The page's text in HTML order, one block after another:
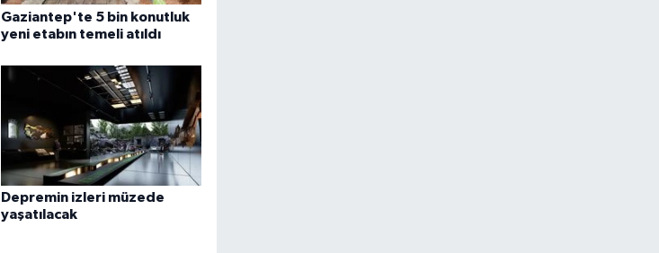
Gaziantep'te 5 bin konutluk
yeni etabın temeli atıldı
Depremin izleri müzede
yaşatılacak